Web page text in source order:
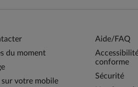
du moment
sur votre mobile
Aide/FAQ
conforme
Sécurité